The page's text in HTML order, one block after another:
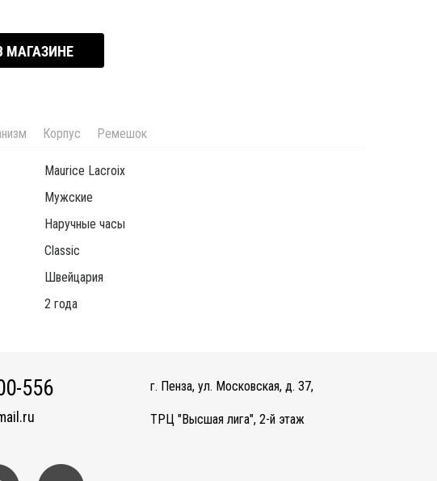
МАГАЗИНЕ
Корпус Ремешок
Maurice Lacroix
Мужские
Наручные часы
Classic
Швейцария
2 года
556 г. Пенза, ул. Московская, д. 37,
ТРЦ "Высшая лига", 2-й этаж